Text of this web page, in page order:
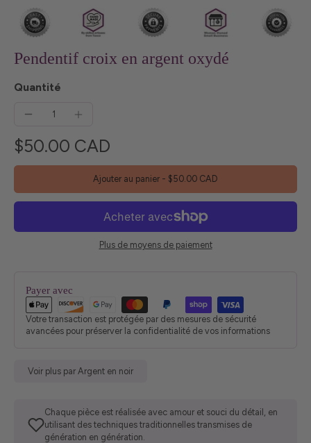
Pendentif croix en argent oxydé
Quantité
$50.00 CAD
Ajouter au panier - $50.00 CAD
Plus de moyens de paiement
Payer avec
Votre transaction est protégée par des mesures de sécurité
avancées pour préserver la confidentialité de vos informations
Voir plus par Argent en noir
Chaque pièce est réalisée avec amour et souci du détail, en
utilisant des techniques traditionnelles transmises de
génération en génération.